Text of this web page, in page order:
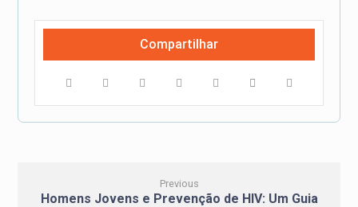
Previous
Homens Jovens e Prevenção de HIV: Um Guia